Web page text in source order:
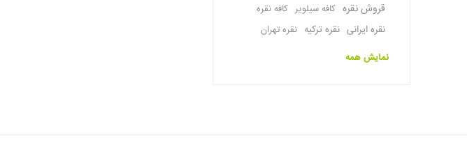
قروش نقره کافه سیلویر کافه نقره
نقره ایرانی نقره ترکیه نقره تهران
نمایش همه